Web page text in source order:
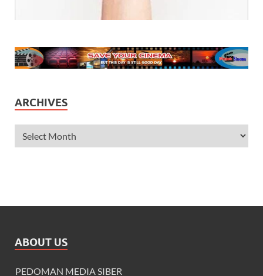
ARCHIVES
ABOUT US
PEDOMAN MEDIA SIBER